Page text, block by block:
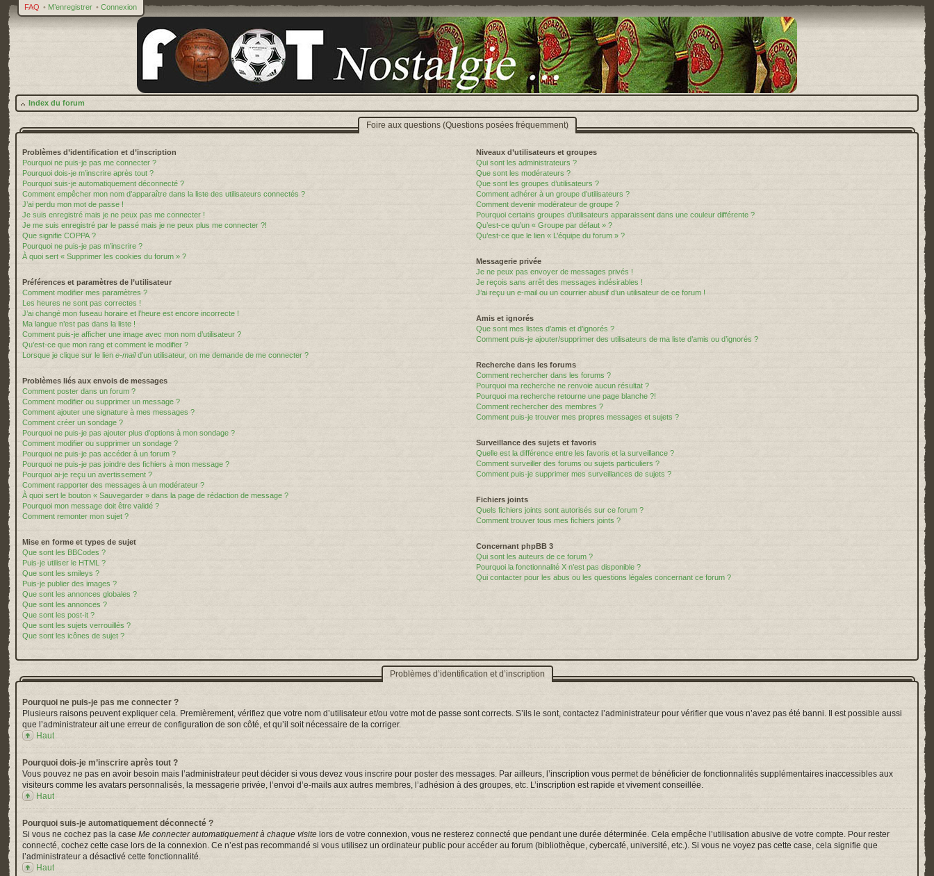
FAQ • M’enregistrer • Connexion
Index du forum
Foire aux questions (Questions posées fréquemment)
Problèmes d’identification et d’inscription
Pourquoi ne puis-je pas me connecter ?
Pourquoi dois-je m’inscrire après tout ?
Pourquoi suis-je automatiquement déconnecté ?
Comment empêcher mon nom d’apparaître dans la liste des utilisateurs connectés ?
J’ai perdu mon mot de passe !
Je suis enregistré mais je ne peux pas me connecter !
Je me suis enregistré par le passé mais je ne peux plus me connecter ?!
Que signifie COPPA ?
Pourquoi ne puis-je pas m’inscrire ?
À quoi sert « Supprimer les cookies du forum » ?
Préférences et paramètres de l’utilisateur
Comment modifier mes paramètres ?
Les heures ne sont pas correctes !
J’ai changé mon fuseau horaire et l’heure est encore incorrecte !
Ma langue n’est pas dans la liste !
Comment puis-je afficher une image avec mon nom d’utilisateur ?
Qu’est-ce que mon rang et comment le modifier ?
Lorsque je clique sur le lien e-maild’un utilisateur, on me demande de me connecter ?
Problèmes liés aux envois de messages
Comment poster dans un forum ?
Comment modifier ou supprimer un message ?
Comment ajouter une signature à mes messages ?
Comment créer un sondage ?
Pourquoi ne puis-je pas ajouter plus d’options à mon sondage ?
Comment modifier ou supprimer un sondage ?
Pourquoi ne puis-je pas accéder à un forum ?
Pourquoi ne puis-je pas joindre des fichiers à mon message ?
Pourquoi ai-je reçu un avertissement ?
Comment rapporter des messages à un modérateur ?
À quoi sert le bouton « Sauvegarder » dans la page de rédaction de message ?
Pourquoi mon message doit être validé ?
Comment remonter mon sujet ?
Mise en forme et types de sujet
Que sont les BBCodes ?
Puis-je utiliser le HTML ?
Que sont les smileys ?
Puis-je publier des images ?
Que sont les annonces globales ?
Que sont les annonces ?
Que sont les post-it ?
Que sont les sujets verrouillés ?
Que sont les icônes de sujet ?
Niveaux d’utilisateurs et groupes
Qui sont les administrateurs ?
Que sont les modérateurs ?
Que sont les groupes d’utilisateurs ?
Comment adhérer à un groupe d’utilisateurs ?
Comment devenir modérateur de groupe ?
Pourquoi certains groupes d’utilisateurs apparaissent dans une couleur différente ?
Qu’est-ce qu’un « Groupe par défaut » ?
Qu’est-ce que le lien « L’équipe du forum » ?
Messagerie privée
Je ne peux pas envoyer de messages privés !
Je reçois sans arrêt des messages indésirables !
J’ai reçu un e-mail ou un courrier abusif d’un utilisateur de ce forum !
Amis et ignorés
Que sont mes listes d’amis et d’ignorés ?
Comment puis-je ajouter/supprimer des utilisateurs de ma liste d’amis ou d’ignorés ?
Recherche dans les forums
Comment rechercher dans les forums ?
Pourquoi ma recherche ne renvoie aucun résultat ?
Pourquoi ma recherche retourne une page blanche ?!
Comment rechercher des membres ?
Comment puis-je trouver mes propres messages et sujets ?
Surveillance des sujets et favoris
Quelle est la différence entre les favoris et la surveillance ?
Comment surveiller des forums ou sujets particuliers ?
Comment puis-je supprimer mes surveillances de sujets ?
Fichiers joints
Quels fichiers joints sont autorisés sur ce forum ?
Comment trouver tous mes fichiers joints ?
Concernant phpBB 3
Qui sont les auteurs de ce forum ?
Pourquoi la fonctionnalité X n’est pas disponible ?
Qui contacter pour les abus ou les questions légales concernant ce forum ?
Problèmes d’identification et d’inscription
Pourquoi ne puis-je pas me connecter ?
Plusieurs raisons peuvent expliquer cela. Premièrement, vérifiez que votre nom d’utilisateur et/ou votre mot de passe sont corrects. S’ils le sont, contactez l’administrateur pour vérifier que vous n’avez pas été banni. Il est possible aussi
que l’administrateur ait une erreur de configuration de son côté, et qu’il soit nécessaire de la corriger.
Haut
Pourquoi dois-je m’inscrire après tout ?
Vous pouvez ne pas en avoir besoin mais l’administrateur peut décider si vous devez vous inscrire pour poster des messages. Par ailleurs, l’inscription vous permet de bénéficier de fonctionnalités supplémentaires inaccessibles aux
visiteurs comme les avatars personnalisés, la messagerie privée, l’envoi d’e-mails aux autres membres, l’adhésion à des groupes, etc. L’inscription est rapide et vivement conseillée.
Haut
Pourquoi suis-je automatiquement déconnecté ?
Si vous ne cochez pas la case Me connecter automatiquement à chaque visite lors de votre connexion, vous ne resterez connecté que pendant une durée déterminée. Cela empêche l’utilisation abusive de votre compte. Pour rester
connecté, cochez cette case lors de la connexion. Ce n’est pas recommandé si vous utilisez un ordinateur public pour accéder au forum (bibliothèque, cybercafé, université, etc.). Si vous ne voyez pas cette case, cela signifie que
l’administrateur a désactivé cette fonctionnalité.
Haut